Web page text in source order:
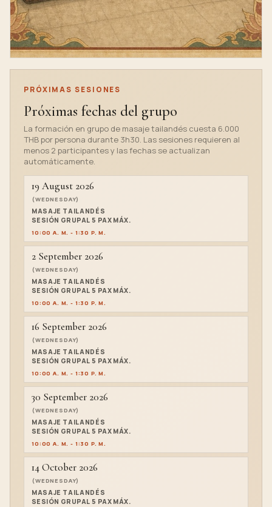
ASK FOR PRIVATE THAI MASSAGE
TRAINING
PRÓXIMAS SESIONES
Próximas fechas del grupo
La formación en grupo de masaje tailandés cuesta 6.000
THB por persona durante 3h30. Las sesiones requieren al
menos 2 participantes y las fechas se actualizan
automáticamente.
19 August 2026
(WEDNESDAY)
MASAJE TAILANDÉS
SESIÓN GRUPAL 5 PAX MÁX.
10:00 A. M. - 1:30 P. M.
2 September 2026
(WEDNESDAY)
MASAJE TAILANDÉS
SESIÓN GRUPAL 5 PAX MÁX.
10:00 A. M. - 1:30 P. M.
16 September 2026
(WEDNESDAY)
MASAJE TAILANDÉS
SESIÓN GRUPAL 5 PAX MÁX.
10:00 A. M. - 1:30 P. M.
30 September 2026
(WEDNESDAY)
MASAJE TAILANDÉS
SESIÓN GRUPAL 5 PAX MÁX.
10:00 A. M. - 1:30 P. M.
14 October 2026
(WEDNESDAY)
MASAJE TAILANDÉS
SESIÓN GRUPAL 5 PAX MÁX.